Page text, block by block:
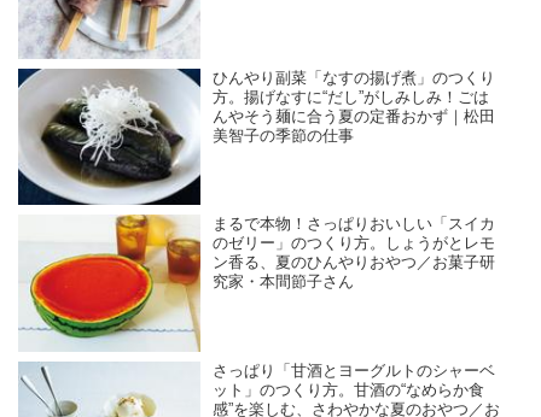
ひんやり副菜「なすの揚げ煮」のつくり
方。揚げなすに“だし”がしみしみ！ごは
んやそう麺に合う夏の定番おかず｜松田
美智子の季節の仕事
まるで本物！さっぱりおいしい「スイカ
のゼリー」のつくり方。しょうがとレモ
ン香る、夏のひんやりおやつ／お菓子研
究家・本間節子さん
さっぱり「甘酒とヨーグルトのシャーベ
ット」のつくり方。甘酒の“なめらか食
感”を楽しむ、さわやかな夏のおやつ／お